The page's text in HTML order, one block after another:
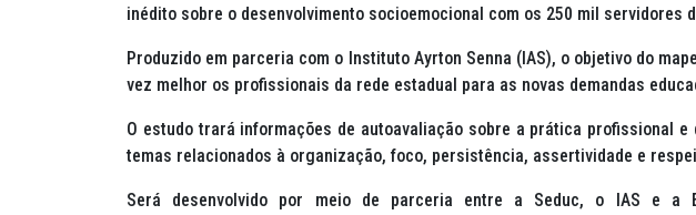
inédito sobre o desenvolvimento socioemocional com os 250 mil servidores
Produzido em parceria com o Instituto Ayrton Senna (IAS), o objetivo do
vez melhor os profissionais da rede estadual para as novas demandas
O estudo trará informações de autoavaliação sobre a prática profissional
temas relacionados à organização, foco, persistência, assertividade e
Será desenvolvido por meio de parceria entre a Seduc, o IAS e a